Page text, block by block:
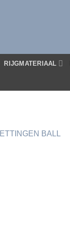
RIJGMATERIAAL